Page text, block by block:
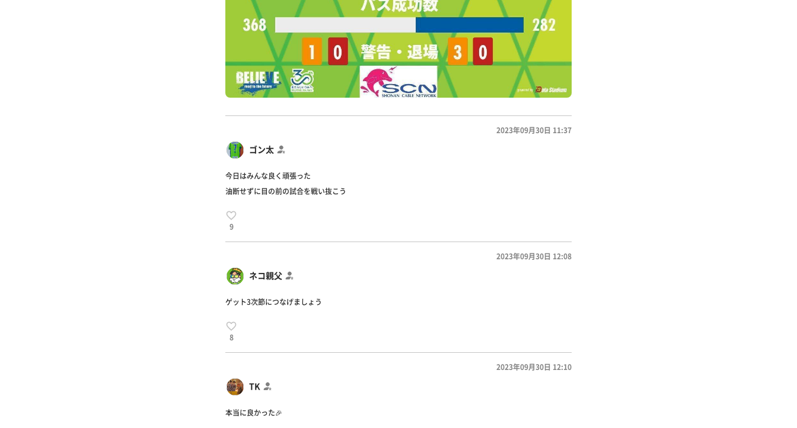
ゴン太
2023年09月30日 11:37
今日はみんな良く頑張った
油断せずに目の前の試合を戦い抜こう
9
ネコ親父
2023年09月30日 12:08
ゲット3次節につなげましょう
8
TK
2023年09月30日 12:10
本当に良かった🎉